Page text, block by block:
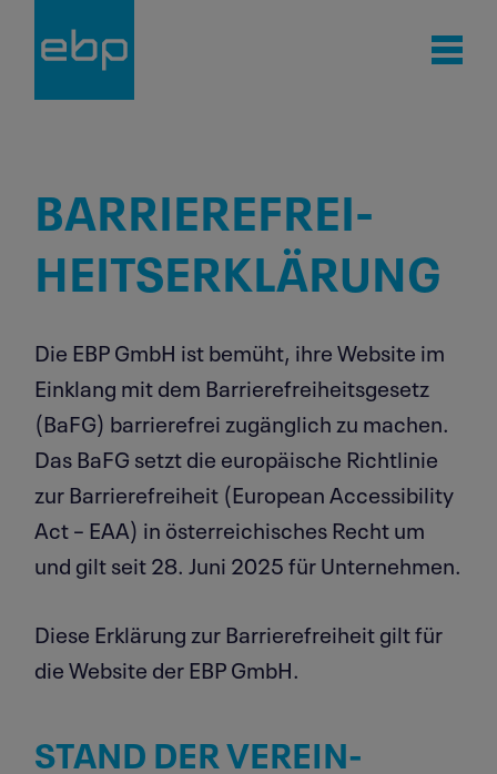
Kontakt
BARRIE­RE­FREI­
HEITS­ER­KLÄRUNG
Die EBP GmbH ist bemüht, ihre Website im
Einklang mit dem Barrierefreiheitsgesetz
(BaFG) barrierefrei zugänglich zu machen.
Das BaFG setzt die europäische Richtlinie
zur Barrierefreiheit (European Accessibility
Act – EAA) in österreichisches Recht um
und gilt seit 28. Juni 2025 für Unternehmen.
Diese Erklärung zur Barrierefreiheit gilt für
die Website der EBP GmbH.
STAND DER VEREIN­